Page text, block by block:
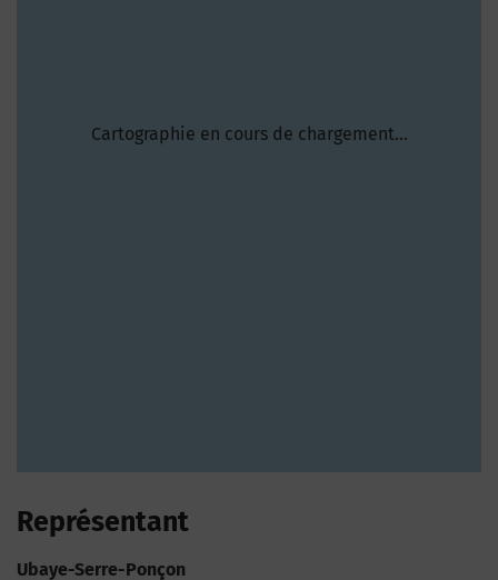
Cartographie en cours de chargement...
Représentant
Ubaye-Serre-Ponçon